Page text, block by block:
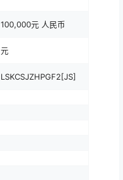
100,000元 人民币
元
LSKCSJZHPGF2[JS]